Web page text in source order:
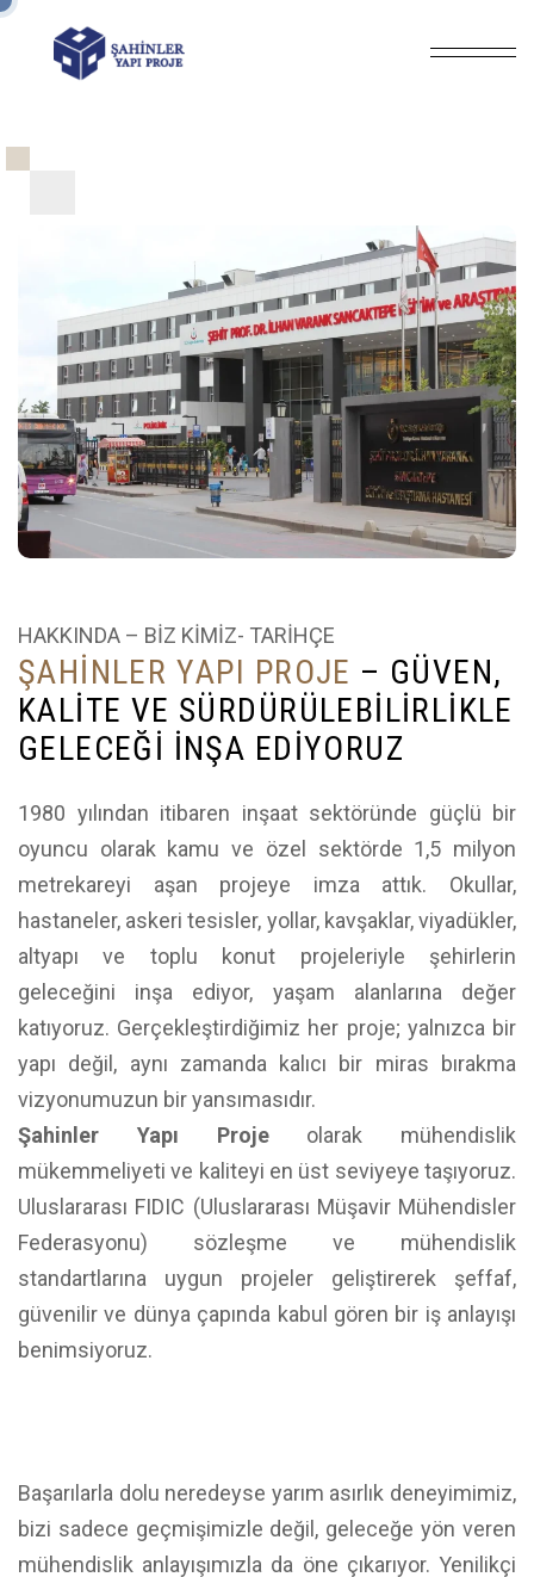
Anasayfa
HAKKINDA – BİZ KİMİZ- TARİHÇE
ŞAHİNLER YAPI PROJE – GÜVEN,
KALİTE VE SÜRDÜRÜLEBİLİRLİKLE
GELECEĞİ İNŞA EDİYORUZ
1980 yılından itibaren inşaat sektöründe güçlü bir
oyuncu olarak kamu ve özel sektörde 1,5 milyon
metrekareyi aşan projeye imza attık. Okullar,
hastaneler, askeri tesisler, yollar, kavşaklar, viyadükler,
altyapı ve toplu konut projeleriyle şehirlerin
geleceğini inşa ediyor, yaşam alanlarına değer
katıyoruz. Gerçekleştirdiğimiz her proje; yalnızca bir
yapı değil, aynı zamanda kalıcı bir miras bırakma
vizyonumuzun bir yansımasıdır.
Şahinler Yapı Projeolarak mühendislik
mükemmeliyeti ve kaliteyi en üst seviyeye taşıyoruz.
Uluslararası FIDIC (Uluslararası Müşavir Mühendisler
Federasyonu) sözleşme ve mühendislik
standartlarına uygun projeler geliştirerek şeffaf,
güvenilir ve dünya çapında kabul gören bir iş anlayışı
benimsiyoruz.
Başarılarla dolu neredeyse yarım asırlık deneyimimiz,
bizi sadece geçmişimizle değil, geleceğe yön veren
mühendislik anlayışımızla da öne çıkarıyor. Yenilikçi